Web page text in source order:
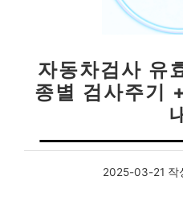
자동차검사 유
종별 검사주기
2025-03-21 작